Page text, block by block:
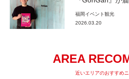
福岡 イベント観光
2026.03.20
AREA
近いエリアのおすすめ